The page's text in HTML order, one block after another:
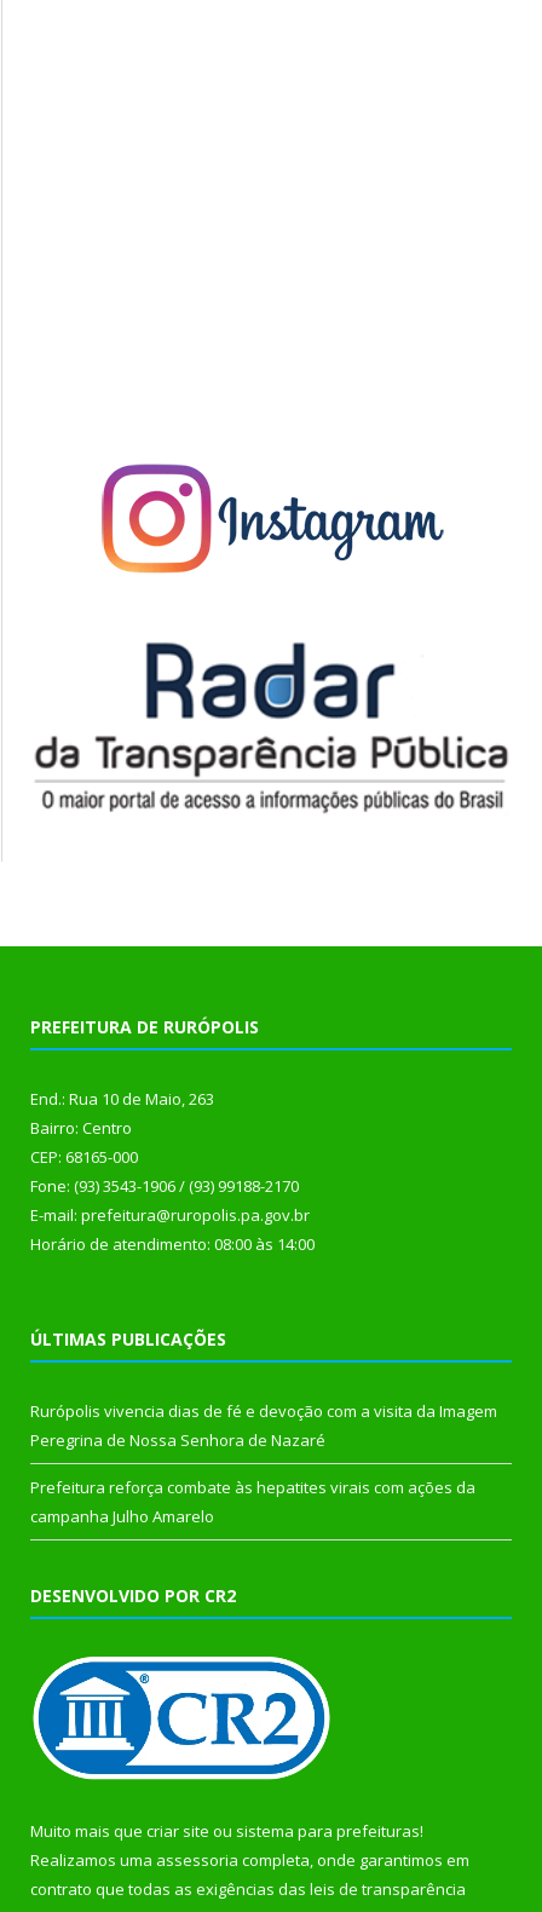
PREFEITURA DE RURÓPOLIS
End.: Rua 10 de Maio, 263
Bairro: Centro
CEP: 68165-000
Fone: (93) 3543-1906 / (93) 99188-2170
E-mail: prefeitura@ruropolis.pa.gov.br
Horário de atendimento: 08:00 às 14:00
ÚLTIMAS PUBLICAÇÕES
Rurópolis vivencia dias de fé e devoção com a visita da Imagem
Peregrina de Nossa Senhora de Nazaré
Prefeitura reforça combate às hepatites virais com ações da
campanha Julho Amarelo
DESENVOLVIDO POR CR2
Muito mais que criar site ou sistema para prefeituras!
Realizamos uma assessoria completa, onde garantimos em
contrato que todas as exigências das leis de transparência